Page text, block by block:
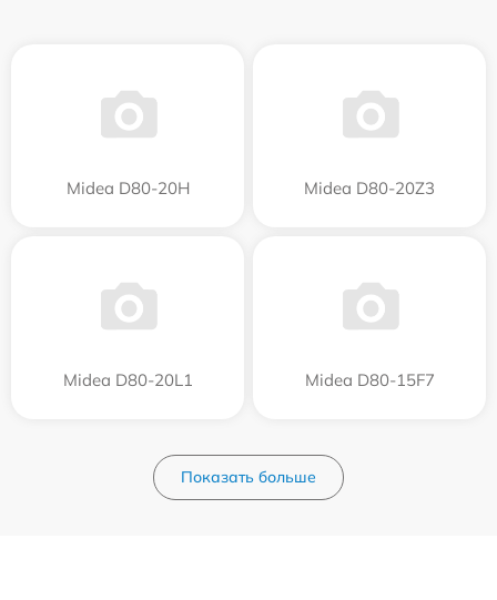
Midea D80-20Н Midea D80-20Z3
Midea D80-20L1 Midea D80-15F7
Показать больше